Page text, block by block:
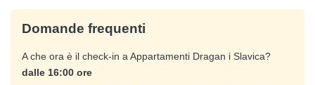
Domande frequenti
A che ora è il check-in a Appartamenti Dragan i Slavica?
dalle 16:00 ore